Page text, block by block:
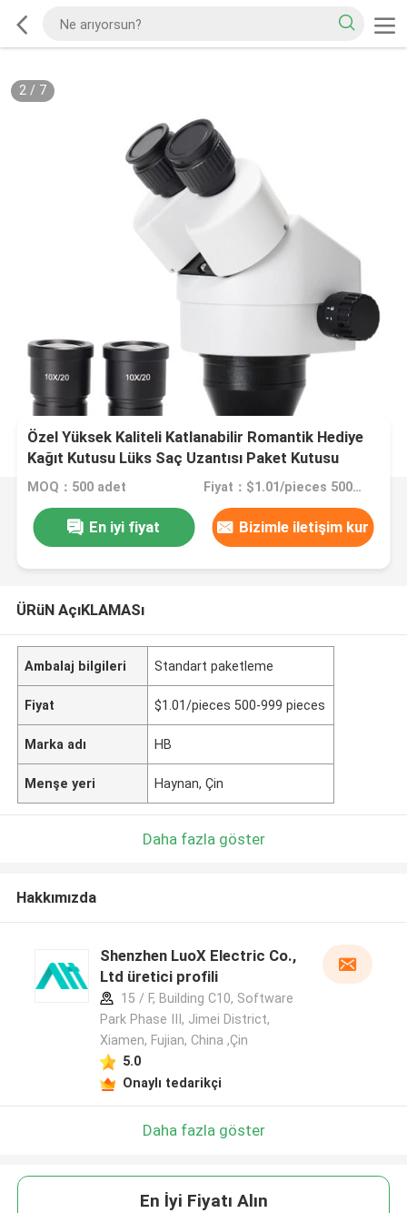
2/ 7
Özel Yüksek Kaliteli Katlanabilir Romantik Hediye
Kağıt Kutusu Lüks Saç Uzantısı Paket Kutusu
Kurdele
MOQ：500 adet Fiyat：$1.01/pieces 500-999 pieces
En iyi fiyat Bizimle iletişim kur
ÜRüN AçıKLAMASı
Ambalaj bilgileri Standart paketleme
Fiyat $1.01/pieces 500-999 pieces
Marka adı HB
Menşe yeri Haynan, Çin
Daha fazla göster
Hakkımızda
Shenzhen LuoX Electric Co.,
Ltd üretici profili
15 / F, Building C10, Software
Park Phase III, Jimei District,
Xiamen, Fujian, China ,Çin
5.0
Onaylı tedarikçi
Daha fazla göster
En İyi Fiyatı Alın